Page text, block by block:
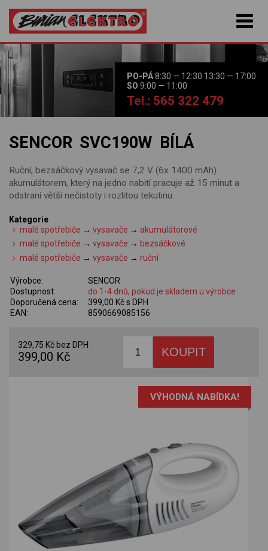
PO-PÁ8:30 — 12:30 13:30 — 17:00
SO 9:00 — 11:00
Tel.: 565 322 479
SENCOR SVC190W BÍLÁ
Ruční, bezsáčkový vysavač se 7,2 V (6x 1400 mAh)
akumulátorem, který na jedno nabití pracuje až 15 minut a
odstraní větší nečistoty i rozlitou tekutinu.
Kategorie
malé spotřebiče →vysavače → akumulátorové
malé spotřebiče →vysavače → bezsáčkové
malé spotřebiče →vysavače →ruční
Výrobce:
SENCOR
Dostupnost:
do 1-4 dnů, pokud je skladem u výrobce
Doporučená cena:
399,00 Kč s DPH
EAN:
8590669085156
329,75 Kč bez DPH
399,00 Kč
VÝHODNÁ NABÍDKA!